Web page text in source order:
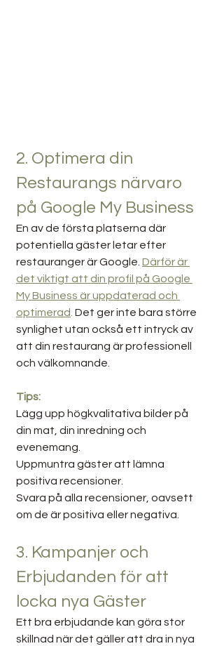
2. Optimera din
Restaurangs närvaro
på Google My Business
En av de första platserna där
potentiella gäster letar efter
restauranger är Google. Därför är
det viktigt att din profil på Google
My Business är uppdaterad och
optimerad Det ger inte bara större
synlighet utan också ett intryck av
att din restaurang är professionell
och välkomnande.
Tips:
Lägg upp högkvalitativa bilder på
din mat, din inredning och
evenemang.
Uppmuntra gäster att lämna
positiva recensioner.
Svara på alla recensioner, oavsett
om de är positiva eller negativa.
3. Kampanjer och
Erbjudanden för att
locka nya Gäster
Ett bra erbjudande kan göra stor
skillnad när det gäller att dra in nya